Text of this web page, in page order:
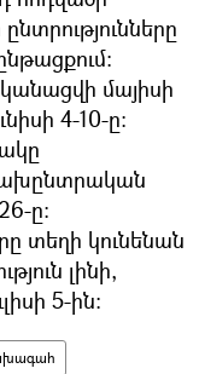
մայիսի
4-10-ը:
ը:
տեղի կունենան
լինի,
5-ին։